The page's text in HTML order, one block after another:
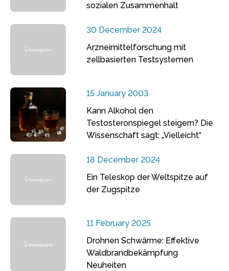
sozialen Zusammenhalt
30 December 2024
Arzneimittelforschung mit
zellbasierten Testsystemen
15 January 2003
Kann Alkohol den
Testosteronspiegel steigern? Die
Wissenschaft sagt: „Vielleicht“
18 December 2024
Ein Teleskop der Weltspitze auf
der Zugspitze
11 February 2025
Drohnen Schwärme: Effektive
Waldbrandbekämpfung
Neuheiten